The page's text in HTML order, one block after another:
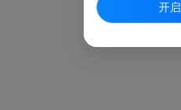
开启